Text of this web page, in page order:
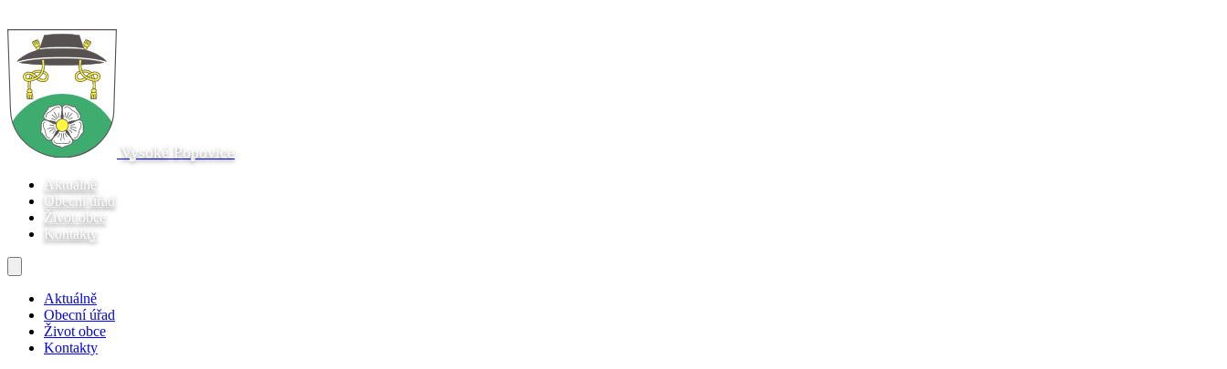
Vysoké Popovice
Aktuálně
Obecní úřad
Život obce
Kontakty
Aktuálně
Obecní úřad
Život obce
Kontakty